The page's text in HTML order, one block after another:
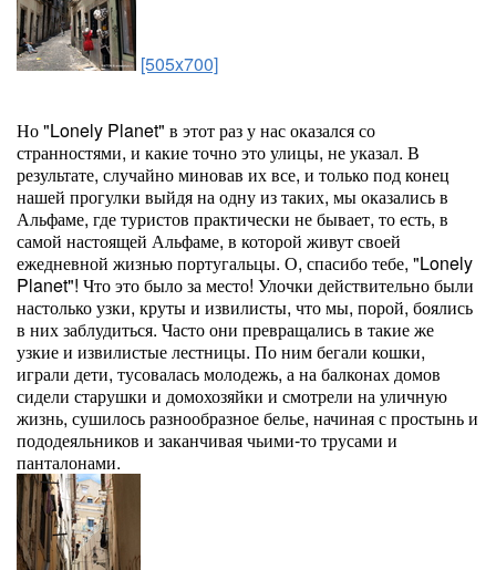
[505x700]
Но "Lonely Planet" в этот раз у нас оказался со
странностями, и какие точно это улицы, не указал. В
результате, случайно миновав их все, и только под конец
нашей прогулки выйдя на одну из таких, мы оказались в
Альфаме, где туристов практически не бывает, то есть, в
самой настоящей Альфаме, в которой живут своей
ежедневной жизнью португальцы. О, спасибо тебе, "Lonely
Planet"! Что это было за место! Улочки действительно были
настолько узки, круты и извилисты, что мы, порой, боялись
в них заблудиться. Часто они превращались в такие же
узкие и извилистые лестницы. По ним бегали кошки,
играли дети, тусовалась молодежь, а на балконах домов
сидели старушки и домохозяйки и смотрели на уличную
жизнь, сушилось разнообразное белье, начиная с простынь и
пододеяльников и заканчивая чьими-то трусами и
панталонами.